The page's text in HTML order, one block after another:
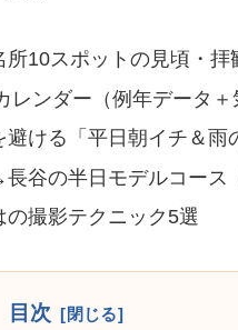
所10スポットの見頃・拝
レンダー（例年データ＋
避ける「平日朝イチ＆雨
谷の半日モデルコース
の撮影テクニック5選
目次